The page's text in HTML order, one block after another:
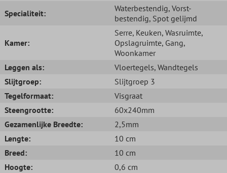
Specialiteit:
Waterbestendig, Vorst-
bestendig, Spot gelijmd
Kamer:
Serre, Keuken, Wasruimte,
Opslagruimte, Gang,
Woonkamer
Leggen als:
Vloertegels, Wandtegels
Slijtgroep:
Slijtgroep 3
Tegelformaat:
Visgraat
Steengrootte:
60x240mm
Gezamenlijke Breedte:
2,5mm
Lengte:
10 cm
Breed:
10 cm
Hoogte:
0,6 cm